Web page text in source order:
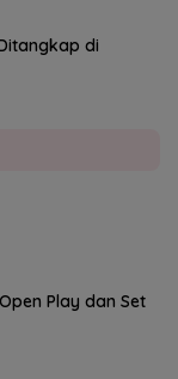
di
Play dan Set